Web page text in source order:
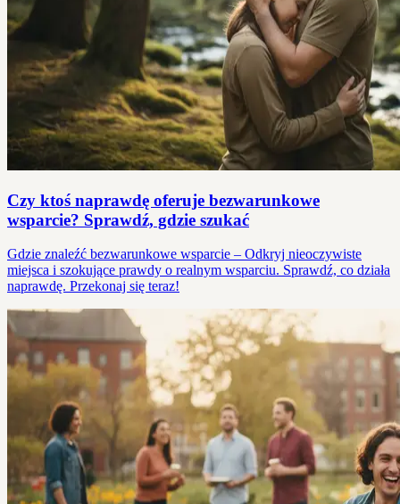
Czy ktoś naprawdę oferuje bezwarunkowe
wsparcie? Sprawdź, gdzie szukać
Gdzie znaleźć bezwarunkowe wsparcie – Odkryj nieoczywiste
miejsca i szokujące prawdy o realnym wsparciu. Sprawdź, co działa
naprawdę. Przekonaj się teraz!